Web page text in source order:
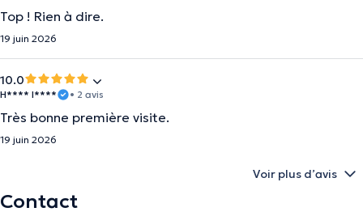
Top ! Rien à dire.
19 juin 2026
10.0
H**** I**** • 2 avis
Très bonne première visite.
19 juin 2026
Voir plus d’avis
Contact